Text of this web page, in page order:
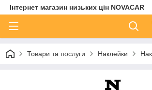
Інтернет магазин низьких цін NOVACAR
Товари та послуги Наклейки